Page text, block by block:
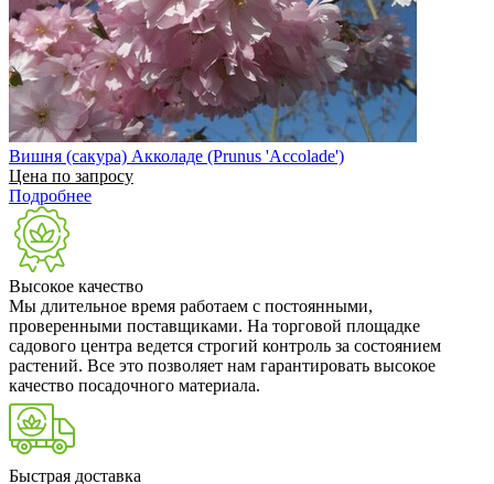
Вишня (сакура) Акколаде (Prunus 'Accolade')
Цена по запросу
Подробнее
Высокое качество
Мы длительное время работаем с постоянными,
проверенными поставщиками. На торговой площадке
садового центра ведется строгий контроль за состоянием
растений. Все это позволяет нам гарантировать высокое
качество посадочного материала.
Быстрая доставка